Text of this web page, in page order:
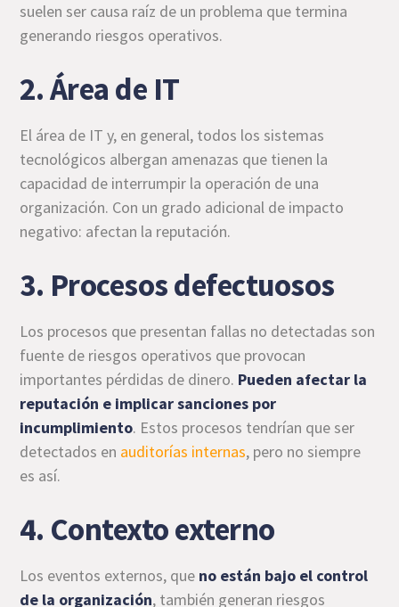
suelen ser causa raíz de un problema que termina
generando riesgos operativos.
2. Área de IT
El área de IT y, en general, todos los sistemas
tecnológicos albergan amenazas que tienen la
capacidad de interrumpir la operación de una
organización. Con un grado adicional de impacto
negativo: afectan la reputación.
3. Procesos defectuosos
Los procesos que presentan fallas no detectadas son
fuente de riesgos operativos que provocan
importantes pérdidas de dinero. Pueden afectar la
reputación e implicar sanciones por
incumplimiento. Estos procesos tendrían que ser
detectados en auditorías internas, pero no siempre
es así.
4. Contexto externo
Los eventos externos, que no están bajo el control
de la organización, también generan riesgos